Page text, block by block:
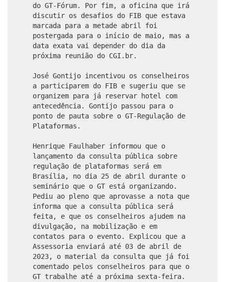
do GT-Fórum. Por fim, a oficina que irá
discutir os desafios do FIB que estava
marcada para a metade abril foi
postergada para o início de maio, mas a
data exata vai depender do dia da
próxima reunião do CGI.br.
José Gontijo incentivou os conselheiros
a participarem do FIB e sugeriu que se
organizem para já reservar hotel com
antecedência. Gontijo passou para o
ponto de pauta sobre o GT-Regulação de
Plataformas.
Henrique Faulhaber informou que o
lançamento da consulta pública sobre
regulação de plataformas será em
Brasília, no dia 25 de abril durante o
seminário que o GT está organizando.
Pediu ao pleno que aprovasse a nota que
informa que a consulta pública será
feita, e que os conselheiros ajudem na
divulgação, na mobilização e em
contatos para o evento. Explicou que a
Assessoria enviará até 03 de abril de
2023, o material da consulta que já foi
comentado pelos conselheiros para que o
GT trabalhe até a próxima sexta-feira.